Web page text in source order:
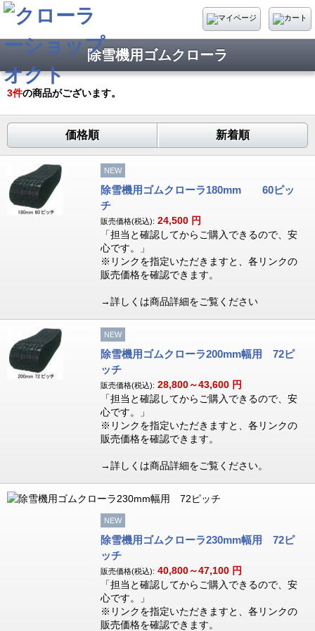
除雪機用ゴムクローラ
3件の商品がございます。
価格順 新着順
NEW
除雪機用ゴムクローラ180mm 60ピッ
チ
販売価格(税込): 24,500 円
「担当と確認してからご購入できるので、安
心です。」
※リンクを指定いただきますと、各リンクの
販売価格を確認できます。
→詳しくは商品詳細をご覧ください
NEW
除雪機用ゴムクローラ200mm幅用 72ピ
ッチ
販売価格(税込): 28,800～43,600 円
「担当と確認してからご購入できるので、安
心です。」
※リンクを指定いただきますと、各リンクの
販売価格を確認できます。
→詳しくは商品詳細をご覧ください。
NEW
除雪機用ゴムクローラ230mm幅用 72ピ
ッチ
販売価格(税込): 40,800～47,100 円
「担当と確認してからご購入できるので、安
心です。」
※リンクを指定いただきますと、各リンクの
販売価格を確認できます。